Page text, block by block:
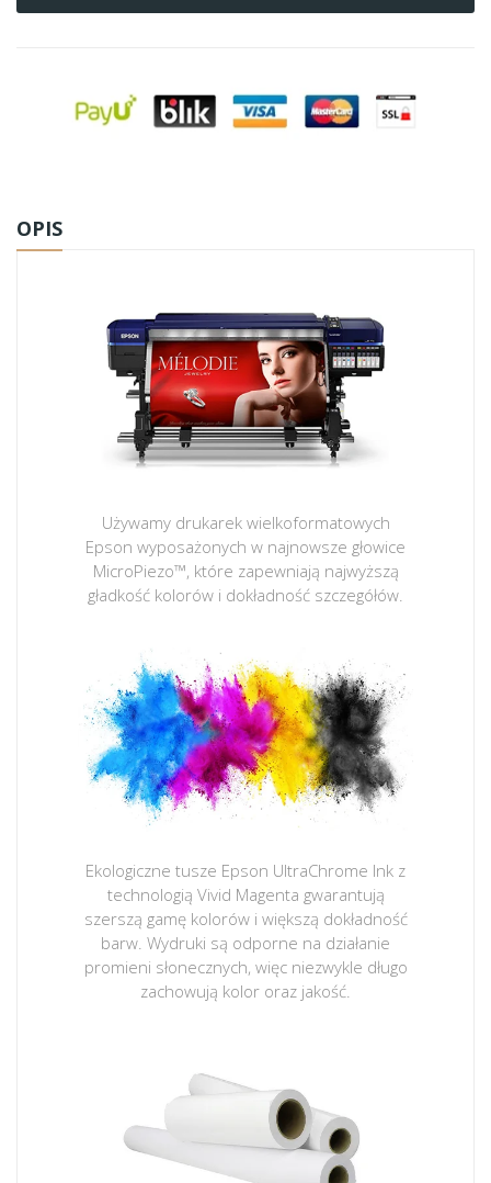
OPIS
Używamy drukarek wielkoformatowych
Epson wyposażonych w najnowsze głowice
MicroPiezo™, które zapewniają najwyższą
gładkość kolorów i dokładność szczegółów.
Ekologiczne tusze Epson UltraChrome Ink z
technologią Vivid Magenta gwarantują
szerszą gamę kolorów i większą dokładność
barw. Wydruki są odporne na działanie
promieni słonecznych, więc niezwykle długo
zachowują kolor oraz jakość.